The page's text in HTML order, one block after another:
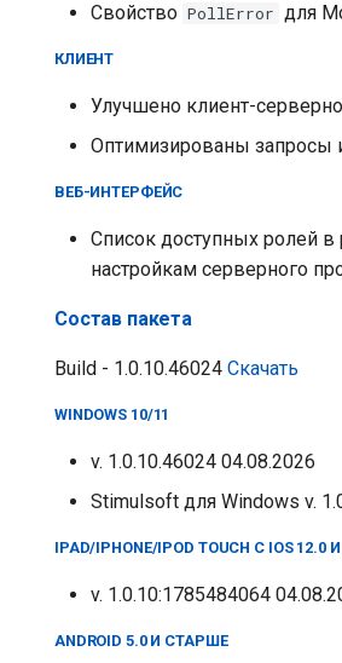
Свойство PollError для
КЛИЕНТ
Улучшено клиент-
Оптимизированы запросы
ВЕБ-ИНТЕРФЕЙС
Список доступных ролей в
настройкам серверного
Состав пакета
Build - 1.0.10.46024 Скачать
WINDOWS 10/11
v. 1.0.10.46024 04.08.2026
Stimulsoft для Windows v.
IPAD/IPHONE/IPOD TOUCH C IOS
v. 1.0.10:1785484064
ANDROID 5.0 И СТАРШЕ